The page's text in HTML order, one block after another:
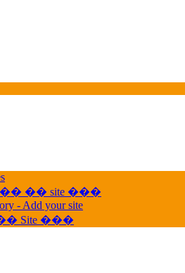
�� site ���
- Add your site
Site ���